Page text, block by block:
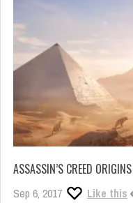
ASSASSIN’S CREED
Sep 6, 2017 Like this